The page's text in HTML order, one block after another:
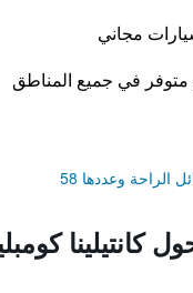
مجاني
في جميع المناطق
وعددها 58
كانتيلينا